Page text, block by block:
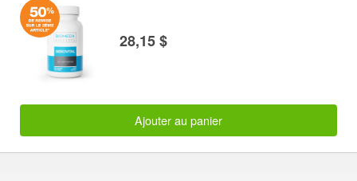
28,15 $
Ajouter au panier